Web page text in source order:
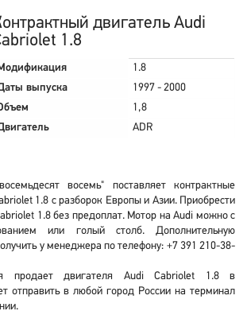
двигатель Audi
1.8
1.8
выпуска
1997 - 2000
1,8
ADR
восемь" поставляет контрактные
1.8 с разборок Европы и Азии. Приобрести
1.8 без предоплат. Мотор на Audi можно с
или голый столб. Дополнительную
у менеджера по телефону: +7 391 210-38-
продает двигателя Audi Cabriolet 1.8 в
отправить в любой город России на терминал